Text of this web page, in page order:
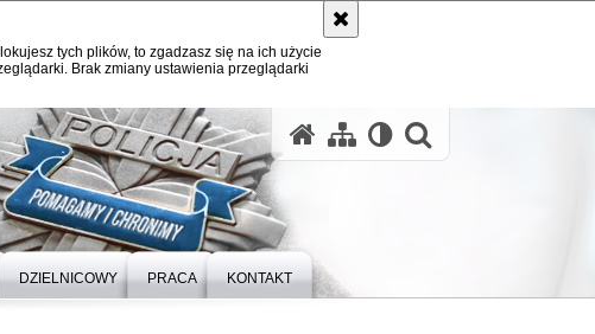
tych plików, to zgadzasz się na ich użycie
Brak zmiany ustawienia przeglądarki
DZIELNICOWY PRACA KONTAKT